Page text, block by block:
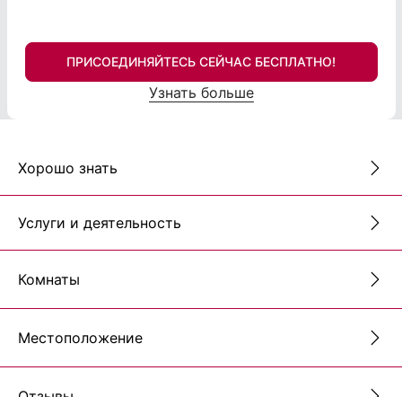
ПРИСОЕДИНЯЙТЕСЬ СЕЙЧАС БЕСПЛАТНО!
Узнать больше
Хорошо знать
Услуги и деятельность
Комнаты
Местоположение